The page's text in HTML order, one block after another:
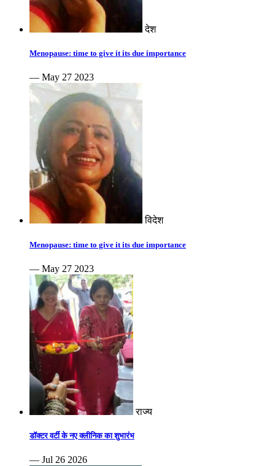
देश
Menopause: time to give it its due importance
— May 27 2023
विदेश
Menopause: time to give it its due importance
— May 27 2023
राज्य
डॉक्टर वर्टी के नए क्लीनिक का शुभारंभ
— Jul 26 2026